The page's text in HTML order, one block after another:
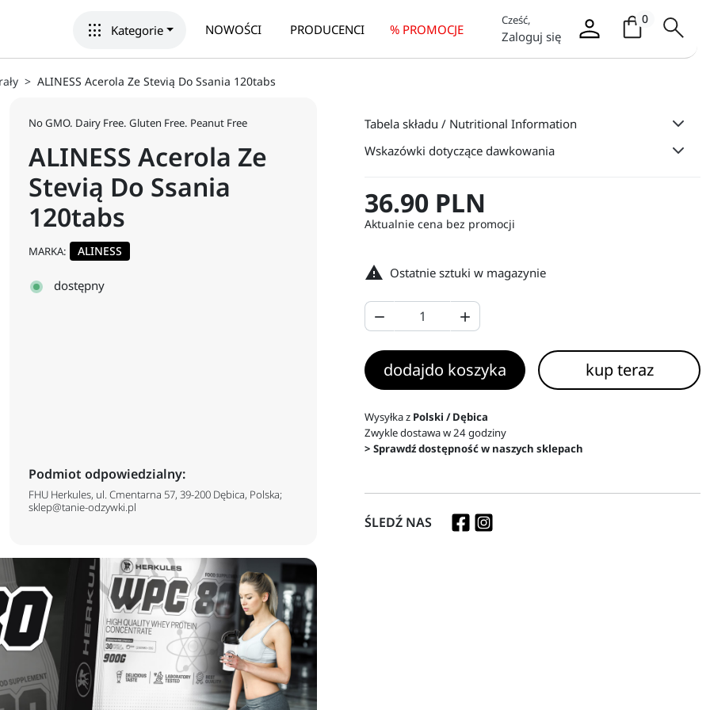
apps Kategorie NOWOŚCI PRODUCENCI % PROMOCJE
Cześć,
Zaloguj się
0Koszyk /
ALINESS Acerola Ze Stevią Do Ssania 120tabs
No GMO. Dairy Free. Gluten Free. Peanut Free
ALINESS Acerola Ze
Stevią Do Ssania
120tabs
MARKA: ALINESS
dostępny
Podmiot odpowiedzialny:
FHU Herkules, ul. Cmentarna 57, 39-200 Dębica, Polska;
sklep@tanie-odzywki.pl
Tabela składu / Nutritional Information
Wskazówki dotyczące dawkowania
36.90 PLN
Aktualnie cena bez promocji
 Ostatnie sztuki w magazynie
 
dodajdo koszyka kup teraz
Wysyłka z Polski / Dębica
Zwykle dostawa w 24 godziny
> Sprawdź dostępność w naszych sklepach
ŚLEDŹ NAS